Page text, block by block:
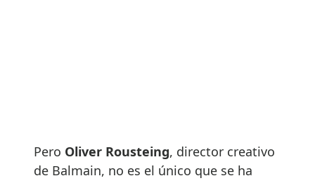
Pero Oliver Rousteing, director creativo
de Balmain, no es el único que se ha